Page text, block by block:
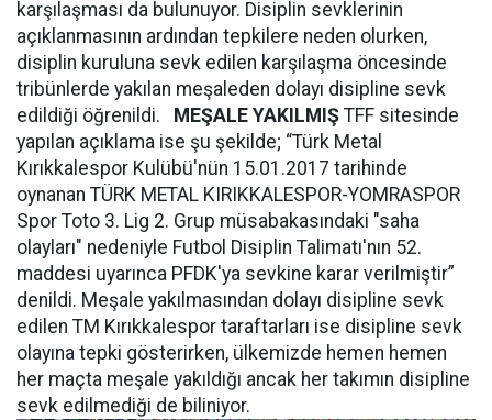
karşılaşması da bulunuyor. Disiplin sevklerinin
açıklanmasının ardından tepkilere neden olurken,
disiplin kuruluna sevk edilen karşılaşma öncesinde
tribünlerde yakılan meşaleden dolayı disipline sevk
edildiği öğrenildi.
MEŞALE YAKILMIŞ TFF sitesinde
yapılan açıklama ise şu şekilde; “Türk Metal
Kırıkkalespor Kulübü'nün 15.01.2017 tarihinde
oynanan TÜRK METAL KIRIKKALESPOR-YOMRASPOR
Spor Toto 3. Lig 2. Grup müsabakasındaki "saha
olayları" nedeniyle Futbol Disiplin Talimatı'nın 52.
maddesi uyarınca PFDK'ya sevkine karar verilmiştir”
denildi. Meşale yakılmasından dolayı disipline sevk
edilen TM Kırıkkalespor taraftarları ise disipline sevk
olayına tepki gösterirken, ülkemizde hemen hemen
her maçta meşale yakıldığı ancak her takımın disipline
sevk edilmediği de biliniyor.